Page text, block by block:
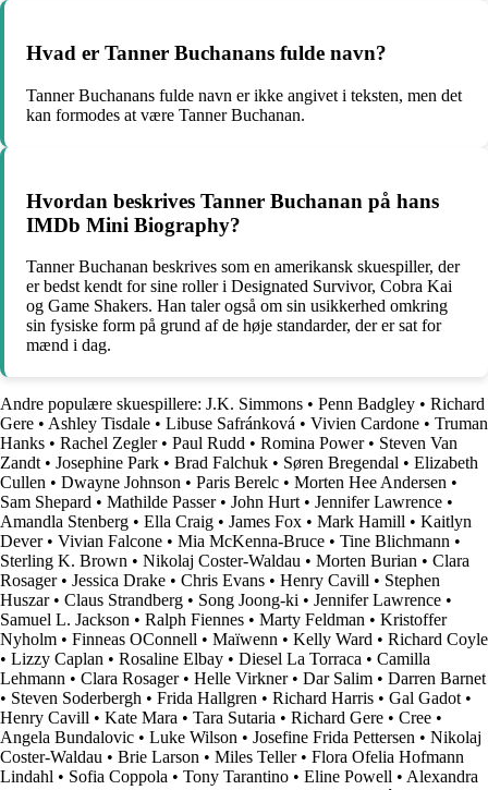
Hvad er Tanner Buchanans fulde navn?
Tanner Buchanans fulde navn er ikke angivet i teksten, men det
kan formodes at være Tanner Buchanan.
Hvordan beskrives Tanner Buchanan på hans
IMDb Mini Biography?
Tanner Buchanan beskrives som en amerikansk skuespiller, der
er bedst kendt for sine roller i Designated Survivor, Cobra Kai
og Game Shakers. Han taler også om sin usikkerhed omkring
sin fysiske form på grund af de høje standarder, der er sat for
mænd i dag.
Andre populære skuespillere: J.K. Simmons • Penn Badgley • Richard
Gere • Ashley Tisdale • Libuse Safránková • Vivien Cardone • Truman
Hanks • Rachel Zegler• Paul Rudd • Romina Power• Steven Van
Zandt• Josephine Park • Brad Falchuk • Søren Bregendal • Elizabeth
Cullen • Dwayne Johnson • Paris Berelc • Morten Hee Andersen •
Sam Shepard • Mathilde Passer• John Hurt• Jennifer Lawrence •
Amandla Stenberg • Ella Craig • James Fox • Mark Hamill • Kaitlyn
Dever• Vivian Falcone • Mia McKenna-Bruce • Tine Blichmann •
Sterling K. Brown • Nikolaj Coster-Waldau • Morten Burian • Clara
Rosager• Jessica Drake • Chris Evans • Henry Cavill • Stephen
Huszar• Claus Strandberg • Song Joong-ki • Jennifer Lawrence •
Samuel L. Jackson • Ralph Fiennes • Marty Feldman • Kristoffer
Nyholm • Finneas OConnell • Maïwenn • Kelly Ward • Richard Coyle
• Lizzy Caplan • Rosaline Elbay • Diesel La Torraca • Camilla
Lehmann • Clara Rosager• Helle Virkner• Dar Salim • Darren Barnet
• Steven Soderbergh • Frida Hallgren • Richard Harris • Gal Gadot•
Henry Cavill • Kate Mara • Tara Sutaria • Richard Gere • Cree •
Angela Bundalovic • Luke Wilson • Josefine Frida Pettersen • Nikolaj
Coster-Waldau • Brie Larson • Miles Teller• Flora Ofelia Hofmann
Lindahl • Sofia Coppola • Tony Tarantino • Eline Powell • Alexandra